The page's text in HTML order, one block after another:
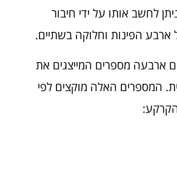
לחשב אותו על ידי חיבור
הפינות וחלוקה בשתיים.
ארבעה מספרים המייצגים את
המספרים האלה מוקצים לפי